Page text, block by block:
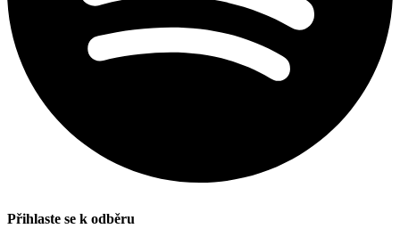
Přihlaste se k odběru